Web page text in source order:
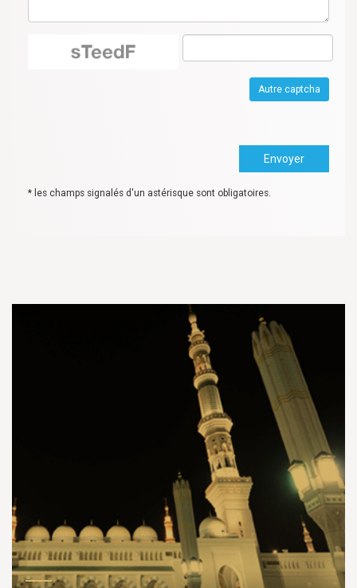
Autre captcha
* les champs signalés d'un astérisque sont obligatoires.